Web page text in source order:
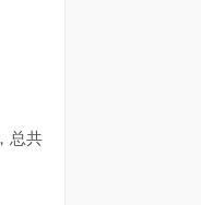
总共